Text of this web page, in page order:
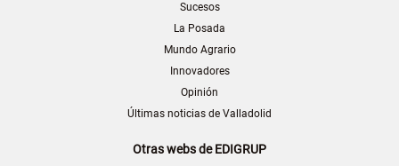
Sucesos
La Posada
Mundo Agrario
Innovadores
Opinión
Últimas noticias de Valladolid
Otras webs de EDIGRUP